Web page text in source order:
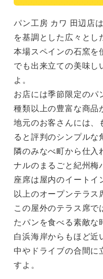
パン工房 カワ 田辺店
を基調とした広々とし
本場スペインの石窯を
でも出来立ての美味し
よ。
お店には季節限定の
種類以上の豊富な商品
地元のお客さんには、
ると評判のシンプルな
隣のみなべ町から仕入
ナルのまるごと紀州梅
座席は屋内のイート
以上のオープンテラス
この屋外のテラス席で
たパンを食べる素敵な
白浜海岸からもほど近
中やドライブの合間
すよ。